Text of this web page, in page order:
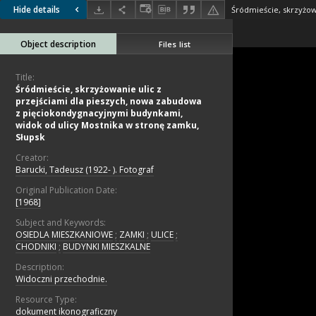
Hide details
Object description Files list
Title:
Śródmieście, skrzyżowanie ulic z
przejściami dla pieszych, nowa zabudowa
z pięciokondygnacyjnymi budynkami,
widok od ulicy Mostnika w stronę zamku,
Słupsk
Creator:
Barucki, Tadeusz (1922- ). Fotograf
Original Publication Date:
[1968]
Subject and Keywords:
OSIEDLA MIESZKANIOWE ; ZAMKI ; ULICE ;
CHODNIKI ; BUDYNKI MIESZKALNE
Description:
Widoczni przechodnie.
Resource Type:
dokument ikonograficzny